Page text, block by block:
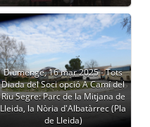
Diumenge, 16 mar 2025 - Tots
Diada del Soci opció A Camí del
Riu Segre: Parc de la Mitjana de
Lleida, la Nòria d'Albatàrrec (Pla
de Lleida)